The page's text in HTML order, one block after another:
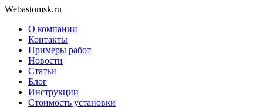
Webastomsk.ru
О компании
Контакты
Примеры работ
Новости
Статьи
Блог
Инструкции
Стоимость установки